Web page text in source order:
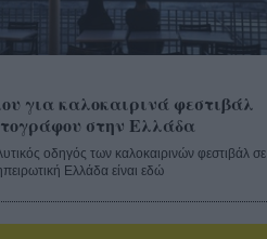
για καλοκαιρινά φεστιβάλ
στην Ελλάδα
οδηγός των καλοκαιρινών φεστιβάλ σε
Ελλάδα είναι εδώ